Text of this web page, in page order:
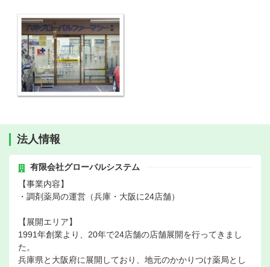
法人情報
有限会社グローバルシステム
【事業内容】
・調剤薬局の運営（兵庫・大阪に24店舗）
【展開エリア】
1991年創業より、20年で24店舗の店舗展開を行ってきまし
た。
兵庫県と大阪府に展開しており、地元のかかりつけ薬局とし